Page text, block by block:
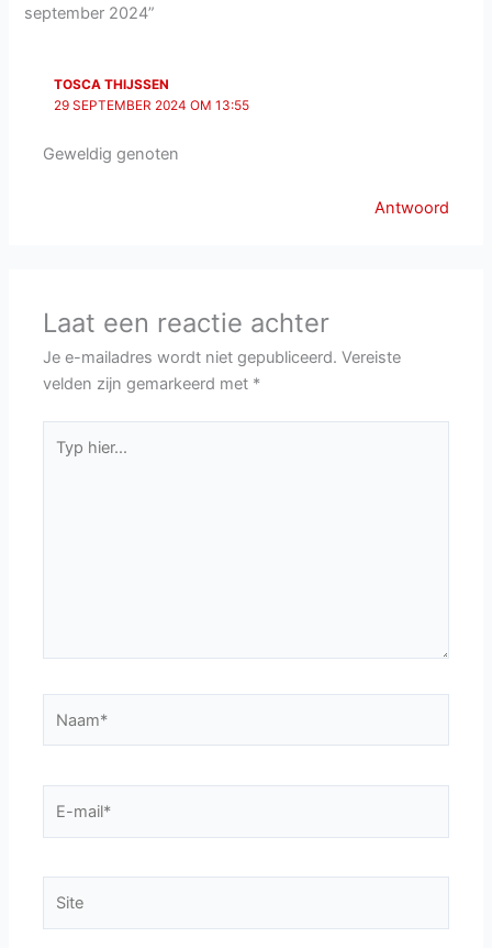
september 2024”
TOSCA THIJSSEN
29 SEPTEMBER 2024 OM 13:55
Geweldig genoten
Antwoord
Laat een reactie achter
Je e-mailadres wordt niet gepubliceerd. Vereiste
velden zijn gemarkeerd met *
hier...
mail*